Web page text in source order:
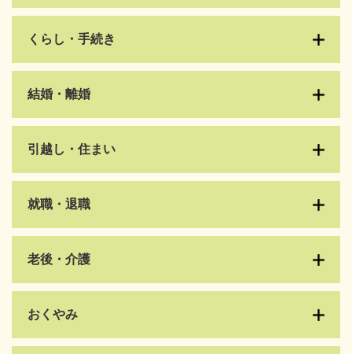
くらし・手続き
結婚・離婚
引越し・住まい
就職・退職
老後・介護
おくやみ